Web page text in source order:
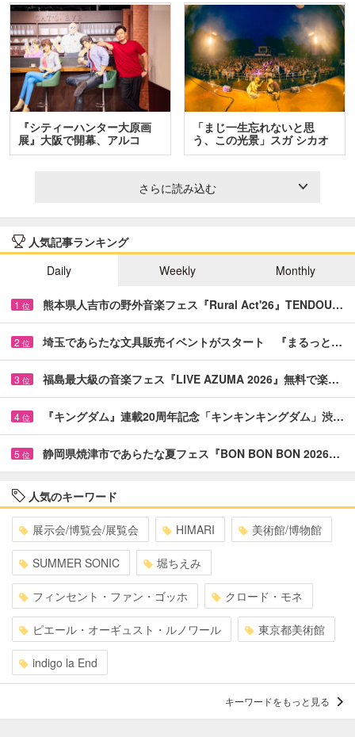
『シティーハンター大原画
展』大阪で開幕、アルコ
＆…
「まじ一生忘れないと思
う、この光景」スガ シカオ
と…
さらに読み込む
人気記事ランキング
Daily
Weekly Monthly
1 位 熊本県人吉市の野外音楽フェス『Rural Act'26』TENDOU…
2 位 埼玉であらたな文具販売イベントがスタート 『まるっと…
3 位 福島最大級の音楽フェス『LIVE AZUMA 2026』無料で楽…
4 位 『キングダム』連載20周年記念「キンキンキングダム」渋…
5 位 静岡県焼津市であらたな夏フェス『BON BON BON 2026…
人気のキーワード
展示会/博覧会/展覧会 HIMARI 美術館/博物館
SUMMER SONIC 堀ちえみ
フィンセント・ファン・ゴッホ クロード・モネ
ピエール・オーギュスト・ルノワール 東京都美術館
indigo la End
キーワードをもっと見る